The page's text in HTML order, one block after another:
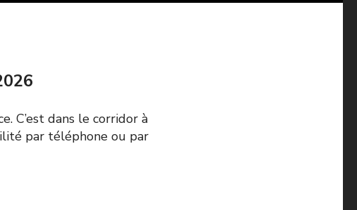
C’est dans le corridor à
par téléphone ou par